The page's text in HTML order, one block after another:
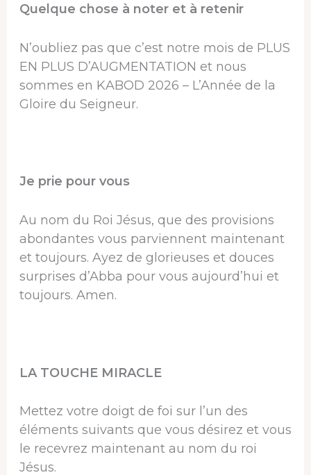
Quelque chose à noter et à retenir
N’oubliez pas que c’est notre mois de PLUS
EN PLUS D’AUGMENTATION et nous
sommes en KABOD 2026 – L’Année de la
Gloire du Seigneur.
Je prie pour vous
Au nom du Roi Jésus, que des provisions
abondantes vous parviennent maintenant
et toujours. Ayez de glorieuses et douces
surprises d’Abba pour vous aujourd’hui et
toujours. Amen.
LA TOUCHE MIRACLE
Mettez votre doigt de foi sur l’un des
éléments suivants que vous désirez et vous
le recevrez maintenant au nom du roi
Jésus.